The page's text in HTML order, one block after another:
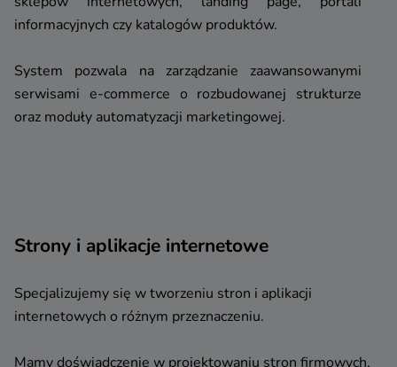
informacyjnych czy katalogów produktów.
System pozwala na zarządzanie zaawansowanymi
serwisami e-commerce o rozbudowanej strukturze
oraz moduły automatyzacji marketingowej.
Strony i aplikacje internetowe
Specjalizujemy się w tworzeniu stron i aplikacji
internetowych o różnym przeznaczeniu.
Mamy doświadczenie w projektowaniu stron firmowych,